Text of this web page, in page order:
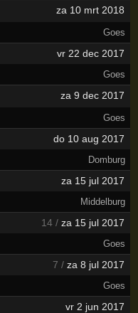
za 10 mrt 2018
Goes
vr 22 dec 2017
Goes
za 9 dec 2017
Goes
do 10 aug 2017
Domburg
za 15 jul 2017
Middelburg
14 /za 15 jul 2017
Goes
7 /za 8 jul 2017
Goes
vr 2 jun 2017